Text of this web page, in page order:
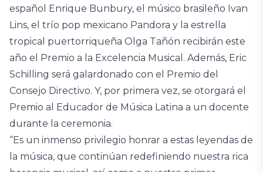
español Enrique Bunbury, el músico brasileño Ivan
Lins, el trío pop mexicano Pandora y la estrella
tropical puertorriqueña Olga Tañón recibirán este
año el Premio a la Excelencia Musical. Además, Eric
Schilling será galardonado con el Premio del
Consejo Directivo. Y, por primera vez, se otorgará el
Premio al Educador de Música Latina a un docente
durante la ceremonia.
“Es un inmenso privilegio honrar a estas leyendas de
la música, que continúan redefiniendo nuestra rica